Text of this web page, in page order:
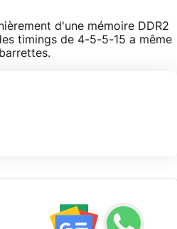
d'une mémoire DDR2
timings de 4-5-5-15 a même